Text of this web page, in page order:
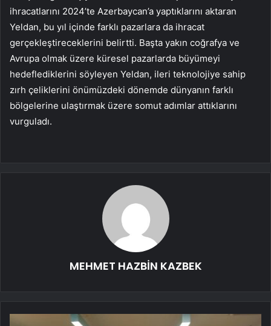
ihracatlarını 2024’te Azerbaycan’a yaptıklarını aktaran
Yeldan, bu yıl içinde farklı pazarlara da ihracat
gerçekleştireceklerini belirtti. Başta yakın coğrafya ve
Avrupa olmak üzere küresel pazarlarda büyümeyi
hedeflediklerini söyleyen Yeldan, ileri teknolojiye sahip
zırh çeliklerini önümüzdeki dönemde dünyanın farklı
bölgelerine ulaştırmak üzere somut adımlar attıklarını
vurguladı.
MEHMET HAZBİN KAZBEK